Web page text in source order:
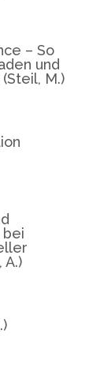
– So
und
M.)
bei
A.)